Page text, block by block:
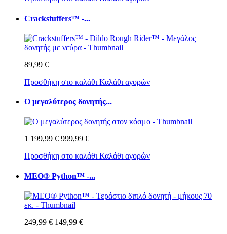
Crackstuffers™ -...
89,99 €
Προσθήκη στο καλάθι Καλάθι αγορών
Ο μεγαλύτερος δονητής...
1 199,99 € 999,99 €
Προσθήκη στο καλάθι Καλάθι αγορών
MEO® Python™ -...
249,99 € 149,99 €